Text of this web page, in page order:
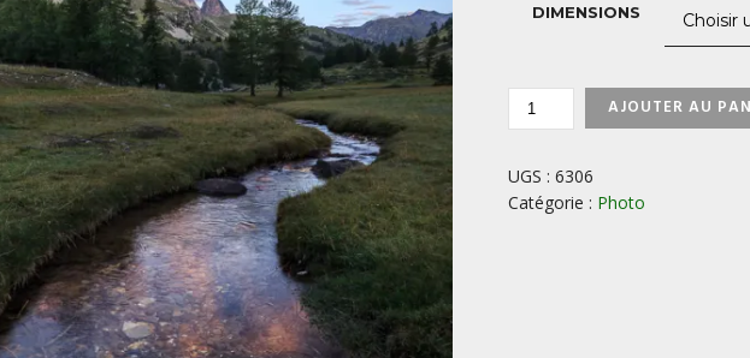
DIMENSIONS
QUANTITÉ
CLARÉE-
HAUTES-
ALPES-
AJOUTER AU
UGS :6306
Catégorie : Photo